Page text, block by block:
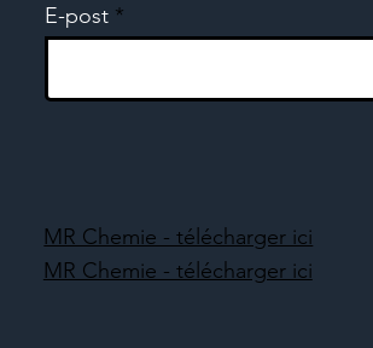
E-post
MR Chemie - télécharger ici
MR Chemie - télécharger ici